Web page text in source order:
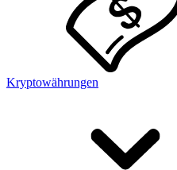
Kryptowährungen